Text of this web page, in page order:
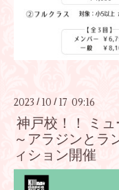
2023 / 10 / 17 09:16
神戸校！！ ミ
～アラジンとラ
ィション開催